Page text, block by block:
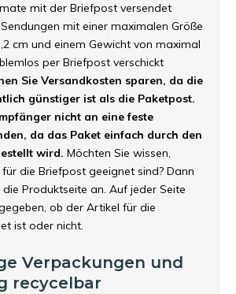
mit der Briefpost versendet
mit einer maximalen Größe
cm und einem Gewicht von maximal
per Briefpost verschickt
Sie Versandkosten sparen, da die
günstiger ist als die Paketpost.
nicht an eine feste
da das Paket einfach durch den
wird. Möchten Sie wissen,
die Briefpost geeignet sind? Dann
die Produktseite an. Auf jeder Seite
ob der Artikel für die
ist oder nicht.
Verpackungen und
recycelbar